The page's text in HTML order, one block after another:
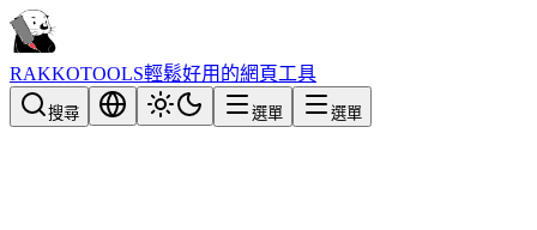
RAKKOTOOLS輕鬆好用的網頁工具
搜尋 選單 選單